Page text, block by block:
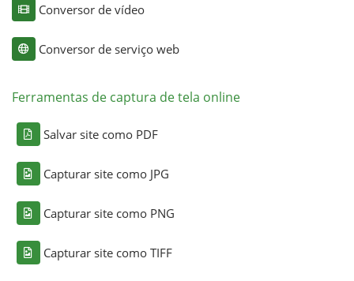
Conversor de vídeo
Conversor de serviço web
Ferramentas de captura de tela online
Salvar site como PDF
Capturar site como JPG
Capturar site como PNG
Capturar site como TIFF